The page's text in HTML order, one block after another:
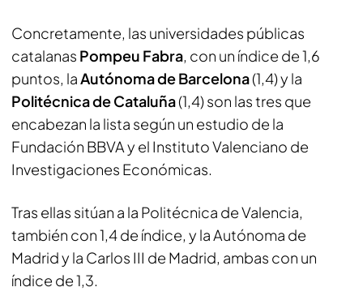
Concretamente, las universidades públicas
catalanas Pompeu Fabra, con un índice de 1,6
puntos, laAutónoma de Barcelona(1,4) y la
Politécnica de Cataluña(1,4) son las tres que
encabezan la lista según un estudio de la
Fundación BBVA y el Instituto Valenciano de
Investigaciones Económicas.
Tras ellas sitúan a la Politécnica de Valencia,
también con 1,4 de índice, y la Autónoma de
Madrid y la Carlos III de Madrid, ambas con un
índice de 1,3.